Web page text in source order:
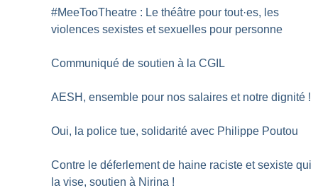
#MeeTooTheatre : Le théâtre pour tout·es, les
violences sexistes et sexuelles pour personne
Communiqué de soutien à la CGIL
AESH, ensemble pour nos salaires et notre dignité !
Oui, la police tue, solidarité avec Philippe Poutou
Contre le déferlement de haine raciste et sexiste qui
la vise, soutien à Nirina !